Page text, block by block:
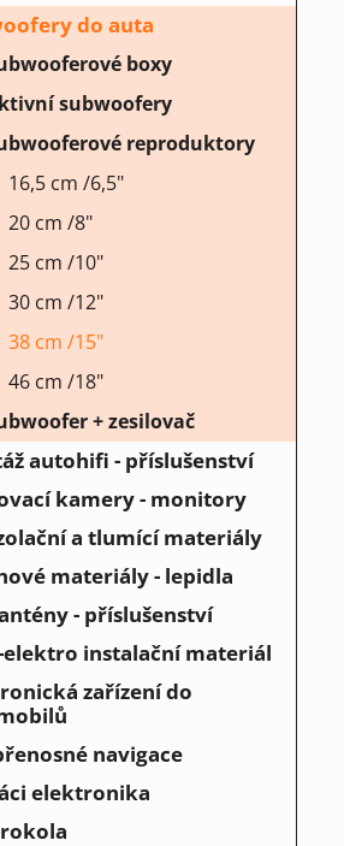
do auta
boxy
subwoofery
reproduktory
16,5 cm /6,5"
20 cm /8"
25 cm /10"
30 cm /12"
38 cm /15"
46 cm /18"
+ zesilovač
autohifi - příslušenství
kamery - monitory
a tlumící materiály
materiály - lepidla
- příslušenství
instalační materiál
zařízení do
navigace
elektronika